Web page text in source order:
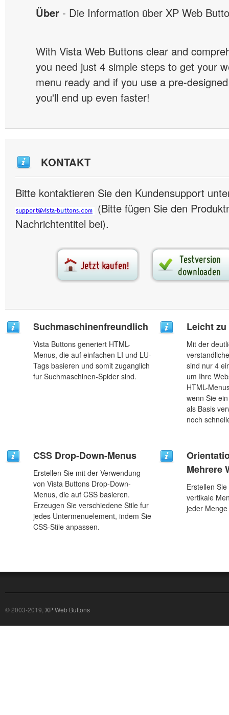
Über - Die Information über XP Web
With Vista Web Buttons clear and
you need just 4 simple steps to get your
menu ready and if you use a pre-
you'll end up even faster!
KONTAKT
Bitte kontaktieren Sie den Kundensupport
(Bitte fügen Sie den
Nachrichtentitel bei).
Suchmaschinenfreundlich
Vista Buttons generiert HTML-
Menus, die auf einfachen LI und LU-
Tags basieren und somit zuganglich
fur Suchmaschinen-Spider sind.
Leicht
Mit der
sind nur 4
um Ihre
HTML-
wenn Sie
als Basis
noch
CSS Drop-Down-Menus
Erstellen Sie mit der Verwendung
von Vista Buttons Drop-Down-
Menus, die auf CSS basieren.
Erzeugen Sie verschiedene Stile fur
jedes Untermenuelement, indem Sie
CSS-Stile anpassen.
Mehrere
Erstellen
vertikale
jeder
© 2003-2019, XP Web Buttons